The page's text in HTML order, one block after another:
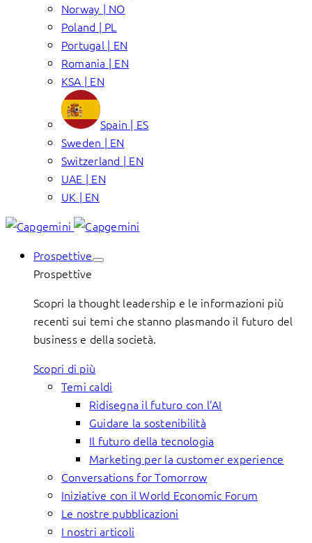
Norway | NO
Poland | PL
Portugal | EN
Romania | EN
KSA | EN
Spain | ES
Sweden | EN
Switzerland | EN
UAE | EN
UK | EN
Prospettive
Prospettive
Scopri la thought leadership e le informazioni più
recenti sui temi che stanno plasmando il futuro del
business e della società.
Scopri di più
Temi caldi
Ridisegna il futuro con l’AI
Guidare la sostenibilità
Il futuro della tecnologia
Marketing per la customer experience
Conversations for Tomorrow
Iniziative con il World Economic Forum
Le nostre pubblicazioni
I nostri articoli